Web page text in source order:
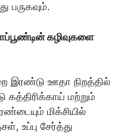
பருகவும்.
கழிவுகளை
இரண்டு ஊதா நிறத்தில்
கத்திரிக்காய் மற்றும்
மிக்சியில்
உப்பு சேர்த்து